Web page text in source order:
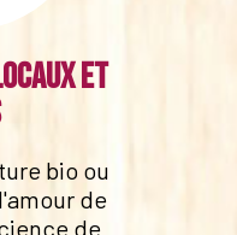
et
bio ou
de
de